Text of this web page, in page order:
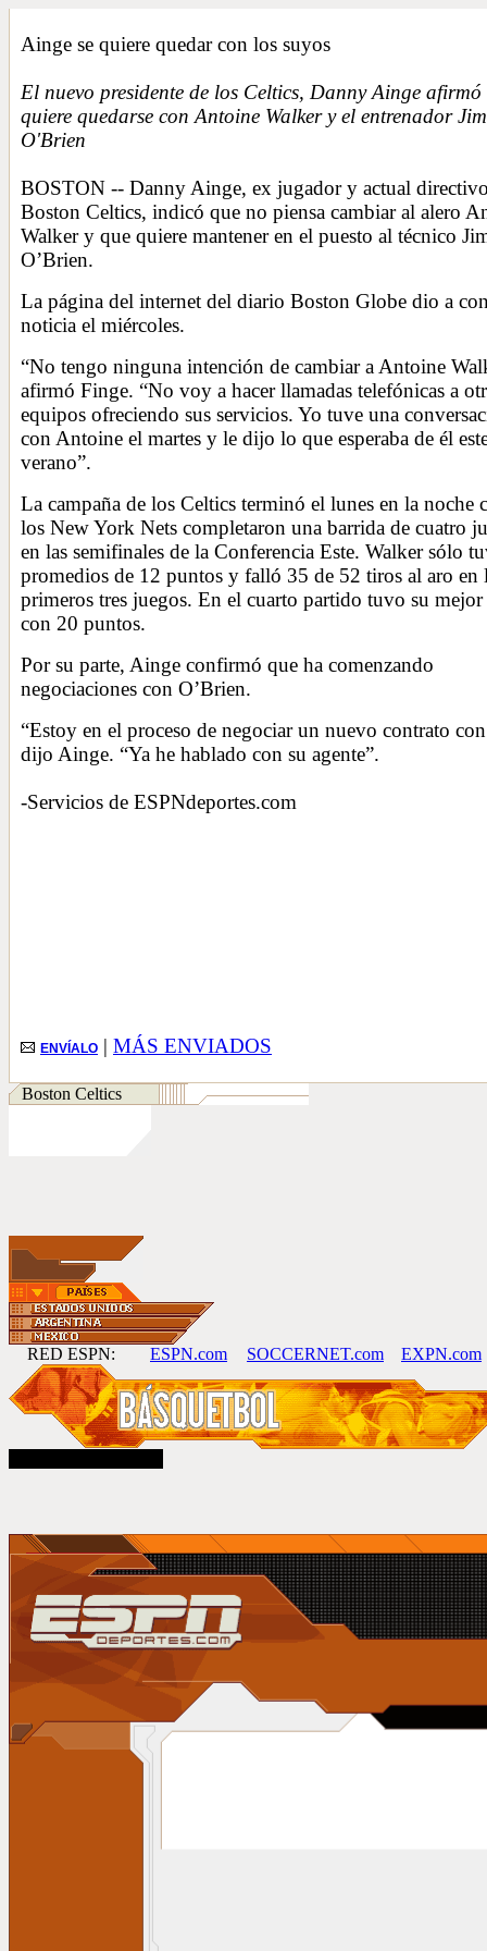
Ainge se quiere quedar con los suyos
El nuevo presidente de los Celtics, Danny Ainge afirmó
quiere quedarse con Antoine Walker y el entrenador Jim
O'Brien
BOSTON -- Danny Ainge, ex jugador y actual
Boston Celtics, indicó que no piensa cambiar al alero
Walker y que quiere mantener en el puesto al técnico
O’Brien.
La página del internet del diario Boston Globe dio a
noticia el miércoles.
“No tengo ninguna intención de cambiar a Antoine
afirmó Finge. “No voy a hacer llamadas telefónicas a
equipos ofreciendo sus servicios. Yo tuve una
con Antoine el martes y le dijo lo que esperaba de él
verano”.
La campaña de los Celtics terminó el lunes en la noche
los New York Nets completaron una barrida de cuatro
en las semifinales de la Conferencia Este. Walker sólo
promedios de 12 puntos y falló 35 de 52 tiros al aro en
primeros tres juegos. En el cuarto partido tuvo su
con 20 puntos.
Por su parte, Ainge confirmó que ha comenzando
negociaciones con O’Brien.
“Estoy en el proceso de negociar un nuevo contrato
dijo Ainge. “Ya he hablado con su agente”.
-Servicios de ESPNdeportes.com
ENVÍALO | MÁS ENVIADOS
Boston Celtics
RED ESPN: ESPN.com SOCCERNET.com EXPN.com